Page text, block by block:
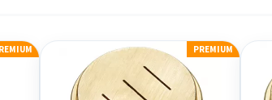
PREMIUM